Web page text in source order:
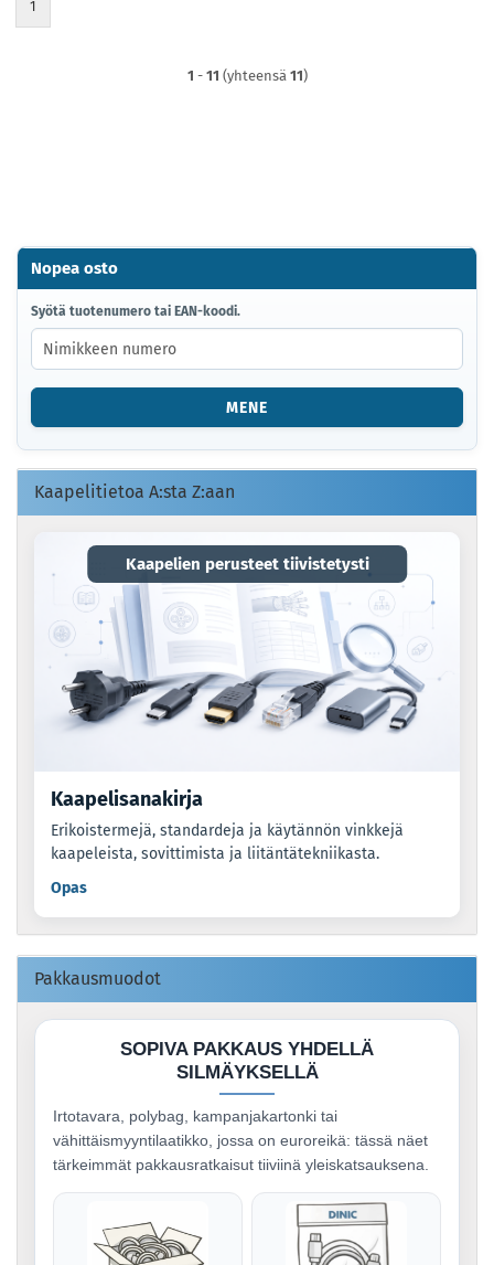
1
1 - 11 (yhteensä 11)
Nopea osto
SYÖTÄ
TUOTENUMERO
TAI
EAN-
KOODI.
Syötä tuotenumero tai EAN-koodi.
MENE
Kaapelitietoa A:sta Z:aan
Kaapelien perusteet tiivistetysti
Kaapelisanakirja
Erikoistermejä, standardeja ja käytännön vinkkejä
kaapeleista, sovittimista ja liitäntätekniikasta.
Opas
Pakkausmuodot
SOPIVA PAKKAUS YHDELLÄ
SILMÄYKSELLÄ
Irtotavara, polybag, kampanjakartonki tai
vähittäismyyntilaatikko, jossa on euroreikä: tässä näet
tärkeimmät pakkausratkaisut tiiviinä yleiskatsauksena.